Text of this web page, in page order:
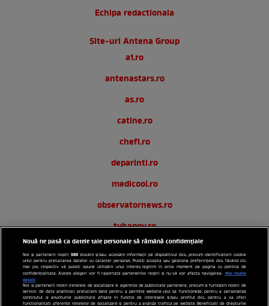
Echipa redactionala
Site-uri Antena Group
a1.ro
antenastars.ro
as.ro
catine.ro
chefi.ro
deparinti.ro
medicool.ro
observatornews.ro
tvhappy.ro
useit.ro
zutv.ro
Trends AntenaPLAY
Nouă ne pasă ca datele tale personale să rămână confidențiale
Noi și partenerii noștri589 stocăm și/sau accesăm informații pe dispozitivul dvs., precum identificatorii cookie
unici pentru prelucrarea datelor cu caracter personal. Puteți accepta sau gestiona preferințele dvs. făcând clic
mai jos, respectiv vă puteți opune utilizării unui interes legitim în orice moment pe pagina cu politica de
confidențialitate. Aceste alegeri vor fi raportate partenerilor noștri și nu vă vor afecta navigarea. Mai multe
detalii
Noi si partenerii nostri (retelele de socializare si agentiile de publicitate partenere, precum si furnizorii nostri de
servicii de date analitice) prelucram date pentru a permite website-ului sa functioneze, pentru a personaliza
continutul si anunturile publicitare afisate in functie de interesele si/sau profilul dvs., pentru a va oferi
functionalitati aferente retelelor de socializare si pentru a analiza traficul pe website. Beneficiati de drepturile